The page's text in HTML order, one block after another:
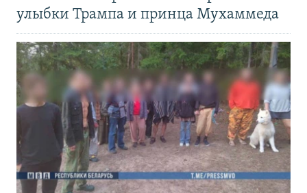
улыбки Трампа и принца Мухаммеда